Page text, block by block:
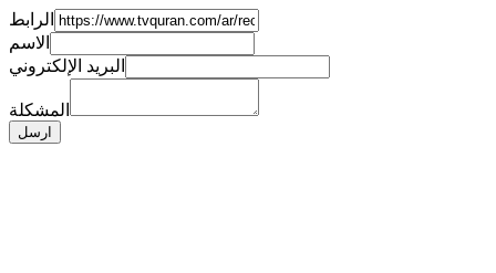
الرابط
الاسم
البريد الإلكتروني
المشكلة
ارسل